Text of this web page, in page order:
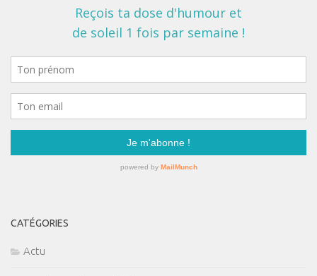
CATÉGORIES
Actu